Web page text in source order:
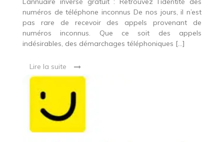
numéros de téléphone inconnus De nos jours, il n’est
pas rare de recevoir des appels provenant de
numéros inconnus. Que ce soit des appels
indésirables, des démarchages téléphoniques […]
Lire la suite